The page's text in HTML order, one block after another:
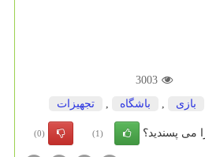
3003
بازی باشگاه تجهیزات
می پسندید؟ (1)
(0)